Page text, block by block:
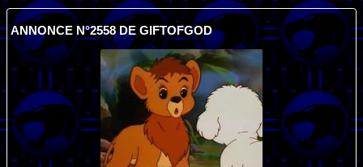
ANNONCE N°2558 DE GIFTOFGOD